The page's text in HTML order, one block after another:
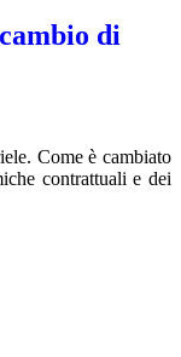
di
Come è cambiato
contrattuali e dei